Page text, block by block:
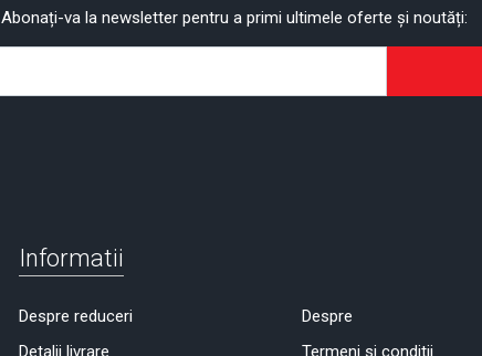
Abonați-va la newsletter pentru a primi ultimele oferte și noutăți:
Informatii
Despre reduceri
Detalii livrare
Despre
Termeni si conditii